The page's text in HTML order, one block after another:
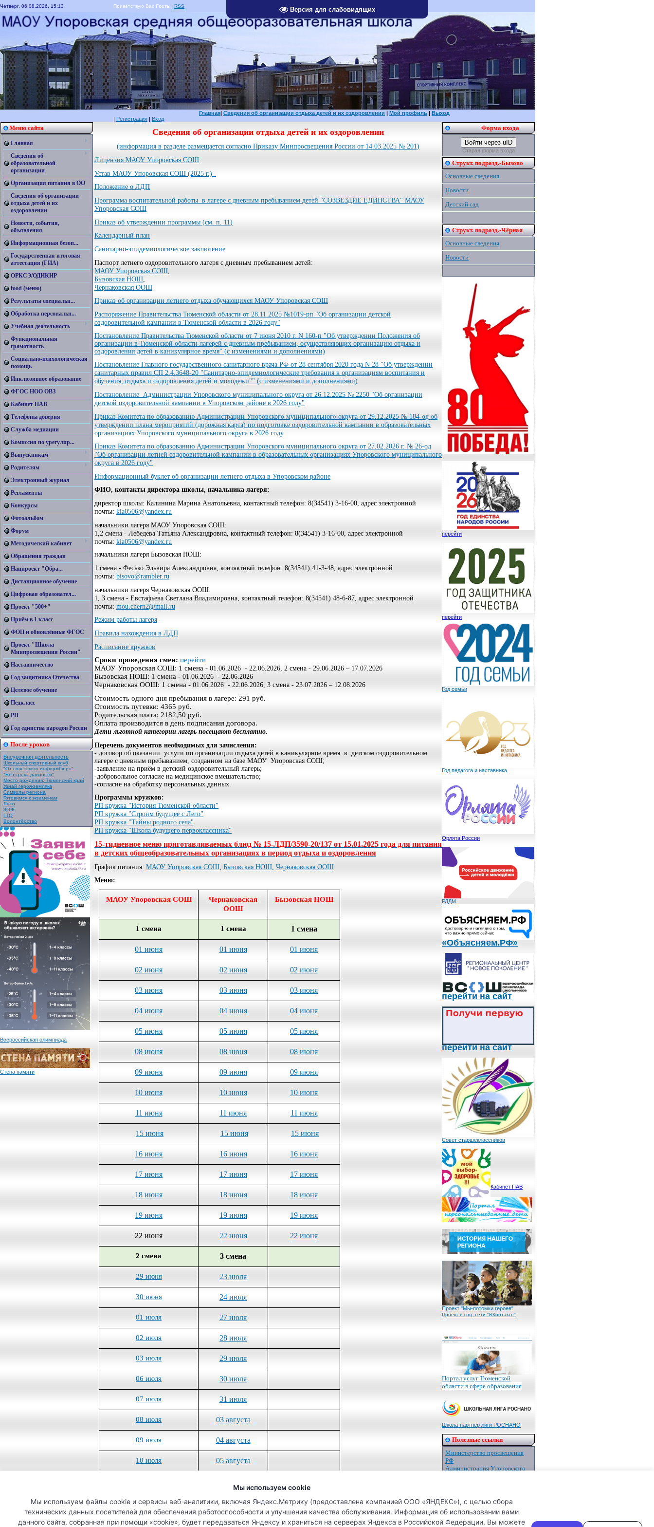
Версия для слабовидящих
Четверг, 06.08.2026, 15:13 Приветствую Вас Гость | RSS
Главная| Сведения об организации отдыха детей и их оздоровлении | Мой профиль | Выход
| Регистрация | Вход
Меню сайта
Главная
Сведения об
образовательной
организации
Организация питания в ОО
Сведения об организации
отдыха детей и их
оздоровлении
Новости, события,
объявления
Информационная безоп...
Государственная итоговая
аттестация (ГИА)
ОРКСЭ/ОДНКНР
food (меню)
Результаты специальн...
Обработка персональн...
Учебная деятельность
Функциональная
грамотность
Социально-психологическая
помощь
Инклюзивное образование
ФГОС НОО ОВЗ
Кабинет ПАВ
Телефоны доверия
Служба медиации
Комиссия по урегулир...
Выпускникам
Родителям
Электронный журнал
Регламенты
Конкурсы
Фотоальбом
Форум
Методический кабинет
Обращения граждан
Нацпроект "Обра...
Дистанционное обучение
Цифровая образовател...
Проект "500+"
Приём в 1 класс
ФОП и обновлённые ФГОС
Проект "Школа
Минпросвещения России"
Наставничество
Год защитника Отечества
Целевое обучение
Педкласс
РП
Год единства народов России
После уроков
Внеурочная деятельность
Школьный спортивный клуб
"От советского информбюро"
"Без срока давности"
Место рождения: Тюменский край
Узнай героя-земляка
Символы региона
Готовимся к экзаменам
Лето
ЗОЖ
ГТО
Волонтёрство
Всероссийская олимпиада
Стена памяти
Сведения об организации отдыха детей и их оздоровлении
(информация в разделе размещается согласно Приказу Минпросвещения России от 14.03.2025 № 201)
Лицензия МАОУ Упоровская СОШ
Устав МАОУ Упоровская СОШ(2025 г.)
Положение о ЛДП
Программа воспитательной работы в лагере с дневным пребыванием детей "СОЗВЕЗДИЕ ЕДИНСТВА" МАОУ
Упоровская СОШ
Приказ об утверждении программы (см. п. 11)
Календарный план
Санитарно-эпидемиологическое заключение
Паспорт летнего оздоровительного лагеря с дневным пребыванием детей:
МАОУ Упоровская СОШ,
Бызовская НОШ,
Чернаковская ООШ
Приказ об организации летнего отдыха обучающихся МАОУ Упоровская СОШ
Распоряжение Правительства Тюменской области от 28.11.2025 №1019-рп "Об организации детской
оздоровительной кампании в Тюменской области в 2026 году"
Постановление Правительства Тюменской области от 7 июня 2010 г. N 160-п "Об утверждении Положения об
организации в Тюменской области лагерей с дневным пребыванием, осуществляющих организацию отдыха и
оздоровления детей в каникулярное время" (с изменениями и дополнениями)
Постановление Главного государственного санитарного врача РФ от 28 сентября 2020 года N 28 "Об утверждении
санитарных правил СП 2.4.3648-20 "Санитарно-эпидемиологические требования к организациям воспитания и
обучения, отдыха и оздоровления детей и молодежи"" (с изменениями и дополнениями)
Постановление Администрации Упоровского муниципального округа от 26.12.2025 № 2250 "Об организации
детской оздоровительной кампании в Упоровском районе в 2026 году"
Приказ Комитета по образованию Администрации Упоровского муниципального округа от 29.12.2025 № 184-од об
утверждении плана мероприятий (дорожная карта) по подготовке оздоровительной кампании в образовательных
организациях Упоровского муниципального округа в 2026 году
Приказ Комитета по образованию Администрации Упоровского муниципального округа от 27.02.2026 г. № 26-од
"Об организации летней оздоровительной кампании в образовательных организациях Упоровского муниципального
округа в 2026 году"
Информационный буклет об организации летнего отдыха в Упоровском районе
ФИО, контакты директора школы, начальника лагеря:
директор школы: Калинина Марина Анатольевна, контактный телефон: 8(34541) 3-16-00, адрес электронной
почты:kia0506@yandex.ru
начальники лагеря МАОУ Упоровская СОШ:
1,2 смена - Лебедева Татьяна Александровна, контактный телефон: 8(34541) 3-16-00, адрес электронной
почты:kia0506@yandex.ru
начальники лагеря Бызовская НОШ:
1 смена - Фесько Эльвира Александровна, контактный телефон: 8(34541) 41-3-48, адрес электронной
почты:bisovo@rambler.ru
начальники лагеря Чернаковская ООШ:
1, 3 смена - Евстафьева Светлана Владимировна, контактный телефон: 8(34541) 48-6-87, адрес электронной
почты:mou.chern2@mail.ru
Режим работы лагеря
Правила нахождения в ЛДП
Расписание кружков
Сроки проведения смен:перейти
МАОУ Упоровская СОШ: 1 смена -01.06.2026 - 22.06.2026, 2 смена -29.06.2026 – 17.07.2026
Бызовская НОШ: 1 смена -01.06.2026 - 22.06.2026
Чернаковская ООШ: 1 смена -01.06.2026 - 22.06.2026, 3 смена -23.07.2026 – 12.08.2026
Стоимость одного дня пребывания в лагере: 291 руб.
Стоимость путевки: 4365 руб.
Родительская плата: 2182,50 руб.
Оплата производится в день подписания договора.
Дети льготной категории лагерь посещают бесплатно.
Перечень документов необходимых для зачисления:
- договор об оказании услуги по организации отдыха детей в каникулярное время в детском оздоровительном
лагере с дневным пребыванием, созданном на базе МАОУ Упоровская СОШ;
-заявление на приём в детский оздоровительный лагерь;
-добровольное согласие на медицинское вмешательство;
-согласие на обработку персональных данных.
Программы кружков:
РП кружка "История Тюменской области"
РП кружка "Строим будущее с Лего"
РП кружка "Тайны родного села"
РП кружка "Школа будущего первоклассника"
15-тидневное меню приготавливаемых блюд № 15-ЛДП/3590-20/137 от 15.01.2025 года для питания
в детских общеобразовательных организациях в период отдыха и оздоровления
График питания:МАОУ Упоровская СОШ,Бызовская НОШ,Чернаковская ООШ
Меню:
МАОУ Упоровская СОШ
Чернаковская
ООШ
Бызовская НОШ
1 смена 1 смена 1 смена
01 июня 01 июня 01 июня
02 июня 02 июня 02 июня
03 июня 03 июня 03 июня
04 июня 04 июня 04 июня
05 июня 05 июня 05 июня
08 июня 08 июня 08 июня
09 июня 09 июня 09 июня
10 июня 10 июня 10 июня
11 июня 11 июня 11 июня
15 июня 15 июня 15 июня
16 июня 16 июня 16 июня
17 июня 17 июня 17 июня
18 июня 18 июня 18 июня
19 июня 19 июня 19 июня
22 июня 22 июня 22 июня
2 смена 3 смена
29 июня 23 июля
30 июня 24 июля
01 июля 27 июля
02 июля 28 июля
03 июля 29 июля
06 июля 30 июля
07 июля 31 июля
08 июля 03 августа
09 июля 04 августа
10 июля 05 августа
14 июля 07 августа
15 июля 10 августа
Форма входа
Войти через uID
Старая форма входа
Структ. подразд.-Бызово
Основные сведения
Новости
Детский сад
Структ. подразд.-Чёрная
Основные сведения
Новости
перейти
перейти
Год семьи
Год педагога и наставника
Орлята России
РДДМ
«Объясняем.РФ»
перейти на сайт
перейти на сайт
Совет старшеклассников
Кабинет ПАВ
Проект "Мы-потомки героев"
Проект в соц. сети "ВКонтакте"
Портал услуг Тюменской
области в сфере образования
Школа-партнёр лиги РОСНАНО
Полезные ссылки
Министерство просвещения
РФ
Администрация Упоровского
Мы используем cookie
Мы используем файлы cookie и сервисы веб-аналитики, включая Яндекс.Метрику (предоставлена компанией ООО «ЯНДЕКС»), с целью сбора
технических данных посетителей для обеспечения работоспособности и улучшения качества обслуживания. Информация об использовании вами
данного сайта, собранная при помощи «cookie», будет передаваться Яндексу и храниться на серверах Яндекса в Российской Федерации. Вы можете